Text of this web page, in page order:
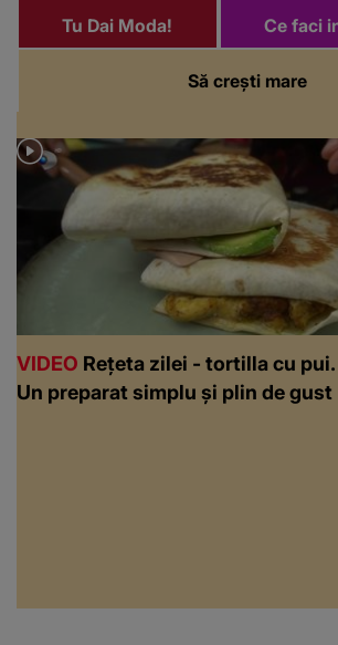
Să crești mare
Tu Dai Moda! Ce faci
VIDEO Rețeta zilei - tortilla cu pui.
Un preparat simplu și plin de gust